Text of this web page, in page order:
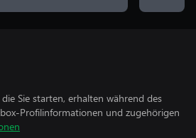
Sie starten, erhalten während des
Profilinformationen und zugehörigen